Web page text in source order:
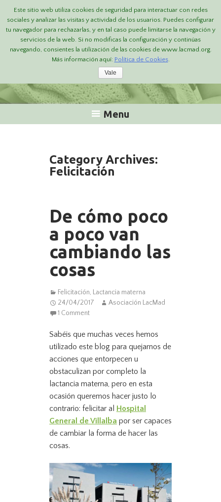
Apoyo a la lactancia y crianza en la sierra de Madrid
Menu
Category Archives:
Felicitación
De cómo poco
a poco van
cambiando las
cosas
Felicitación, Lactancia materna
24/04/2017
Asociación LacMad
1 Comment
Sabéis que muchas veces hemos
utilizado este blog para quejarnos de
acciones que entorpecen u
obstaculizan por completo la
lactancia materna, pero en esta
ocasión queremos hacer justo lo
contrario: felicitar al Hospital
General de Villalba por ser capaces
de cambiar la forma de hacer las
cosas.
Este sitio web utiliza cookies de seguridad para interactuar con redes
sociales y analizar las visitas y actividad de los usuarios. Puedes configurar
tu navegador para rechazarlas, y en tal caso puede limitarse la navegación y
servicios de la web. Si no modificas la configuración y continúas
navegando, consientes la utilización de las cookies de www.lacmad.org.
Más información aquí: Política de Cookies.
Vale